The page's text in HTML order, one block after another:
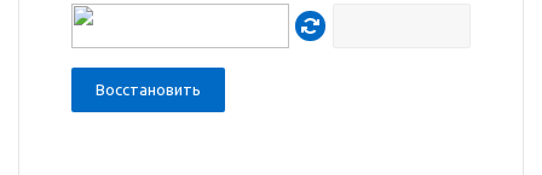
Восстановить